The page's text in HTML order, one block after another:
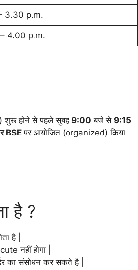
3.30 p.m.
4.00 p.m.
शुरू होने से पहले सुबह 9:00 बजे से 9:15
BSEपर आयोजित (organized) किया
है ?
है |
नहीं होगा |
का संसोधन कर सकते है |